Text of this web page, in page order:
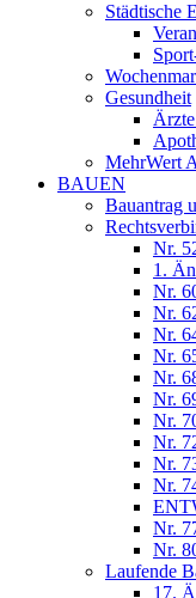
Städtische
Gesundheit
MehrWert
BAUEN
Bauantrag
Nr.
1.
Nr.
Nr.
Nr.
Nr.
Nr.
Nr.
Nr.
Nr.
Nr.
Nr.
Nr.
Nr.
Laufende
17.